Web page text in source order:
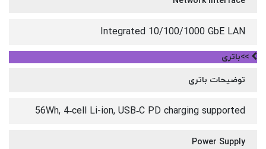
Integrated 10/100/1000 GbE LAN
>>باتری
توضیحات باتری
56Wh, 4‑cell Li-ion, USB‑C PD charging supported
Power Supply